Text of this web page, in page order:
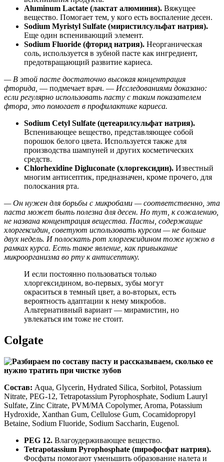
Aluminum Lactate (лактат алюминия). Вяжущее
вещество. Помогает тем, у кого есть воспаление десен.
Sodium Myristyl Sulfate (миристилсульфат натрия).
Еще один вспенивающий элемент.
Sodium Fluoride (фторид натрия). Неорганическая
соль, используется в зубной пасте как ингредиент,
предотвращающий развитие кариеса.
— В этой пасте достаточно высокая концентрация
фторида, — подмечает врач. — Исследованиями доказано:
если регулярно использовать пасту с таким показателем
фтора, это помогает в профилактике кариеса.
Sodium Cetyl Sulfate (цетеарилсульфат натрия).
Вспенивающее вещество, представляющее собой
порошок белого цвета. Используется также для
производства шампуней и других косметических
средств.
Chlorhexidine Digluconate (хлоргексидин). Известный
многим антисептик, предназначен, кроме прочего, для
полоскания рта.
— Он нужен для борьбы с микробами — соответственно, эта
паста может быть полезна для десен. Но тут, к сожалению,
не названа концентрация вещества. Пасты, содержащие
хлоргексидин, советуют использовать курсом — не больше
двух недель. И полоскать рот хлоргексидином тоже нужно в
рамках курса. Есть такое явление, как привыкание
микроорганизма во рту к антисептику.
И если постоянно пользоваться только
хлоргексидином, во-первых, зубы могут
окраситься в темный цвет, а во-вторых, есть
вероятность адаптации к нему микробов.
Альтернативный вариант — мирамистин, но
увлекаться им тоже не стоит.
Colgate
Состав: Aqua, Glycerin, Hydrated Silica, Sorbitol, Potassium
Nitrate, PEG-12, Tetrapotassium Pyrophosphate, Sodium Lauryl
Sulfate, Zinc Citrate, PVM/MA Copolymer, Aroma, Potassium
Hydroxide, Xanthan Gum, Cellulose Gum, Cocamidopropyl
Betaine, Sodium Fluoride, Sodium Saccharin, Eugenol.
PEG 12. Влагоудерживающее вещество.
Tetrapotassium Pyrophosphate (пирофосфат натрия).
Фосфаты помогают уменьшить образование налета и